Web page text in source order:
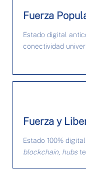
Fuerza
Estado digital
conectividad
Fuerza y
Estado 100%
blockchain, hubs